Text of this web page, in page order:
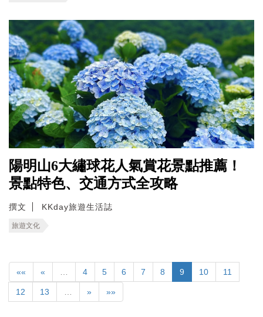
陽明山6大繡球花人氣賞花景點推薦！
景點特色、交通方式全攻略
撰文 KKday旅遊生活誌
旅遊文化
«« « 4 5 6 7 8 9 10 11
12 13 » »»